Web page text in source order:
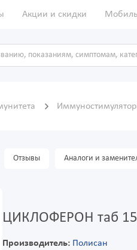
Акции и скидки
Отзывы Аналоги и
ЦИКЛОФЕРОН таб
Производитель: Полисан